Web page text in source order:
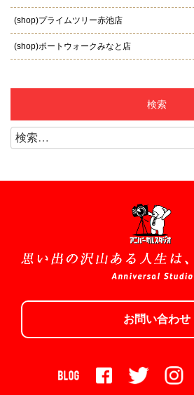
2025年4月
2025年3月
2025年2月
2025年1月
2024年11月
(shop)プライムツリー赤池店
(shop)ポートウォークみなと店
(shop)知立店
(shop)長久手店
お宮参り/百日祝い
お誕生日
ニューボーン
検索
検
索:
お問い合わせ